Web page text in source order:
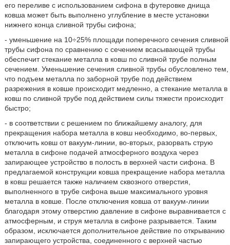
его переливе с использованием сифона в футеровке днища
ковша может быть выполнено углубление в месте установки
нижнего конца сливной трубы сифона;
- уменьшение на 10÷25% площади поперечного сечения сливной
трубы сифона по сравнению с сечением всасывающей трубы
обеспечит стекание металла в ковш по сливной трубе полным
сечением. Уменьшение сечения сливной трубы обусловлено тем,
что подъем металла по заборной трубе под действием
разрежения в ковше происходит медленно, а стекание металла в
ковш по сливной трубе под действием силы тяжести происходит
быстро;
- в соответствии с решением по ближайшему аналогу, для
прекращения набора металла в ковш необходимо, во-первых,
отключить ковш от вакуум-линии, во-вторых, разорвать струю
металла в сифоне подачей атмосферного воздуха через
запирающее устройство в полость в верхней части сифона. В
предлагаемой конструкции ковша прекращение набора металла
в ковш решается также наличием сквозного отверстия,
выполненного в трубе сифона выше максимального уровня
металла в ковше. После отключения ковша от вакуум-линии
благодаря этому отверстию давление в сифоне выравнивается с
атмосферным, и струя металла в сифоне разрывается. Таким
образом, исключается дополнительное действие по открыванию
запирающего устройства, соединенного с верхней частью